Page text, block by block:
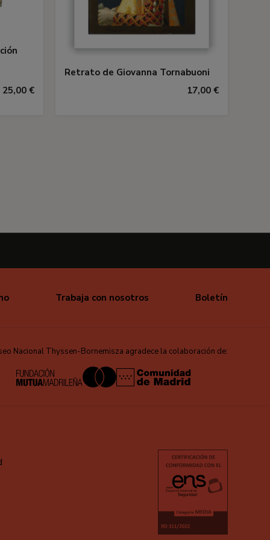
25,00 €
Retrato de Giovanna Tornabuoni
17,00 €
Trabaja con nosotros Boletín
Nacional Thyssen-Bornemisza agradece la colaboración de: